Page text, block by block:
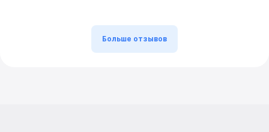
Больше отзывов